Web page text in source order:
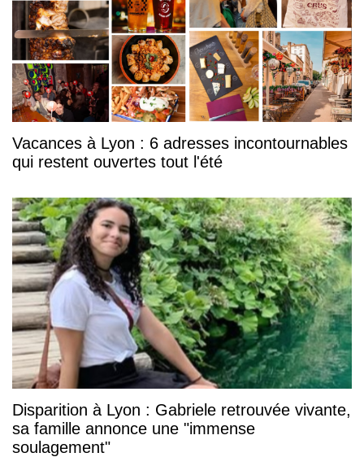
Vacances à Lyon : 6 adresses incontournables
qui restent ouvertes tout l'été
Disparition à Lyon : Gabriele retrouvée vivante,
sa famille annonce une "immense
soulagement"